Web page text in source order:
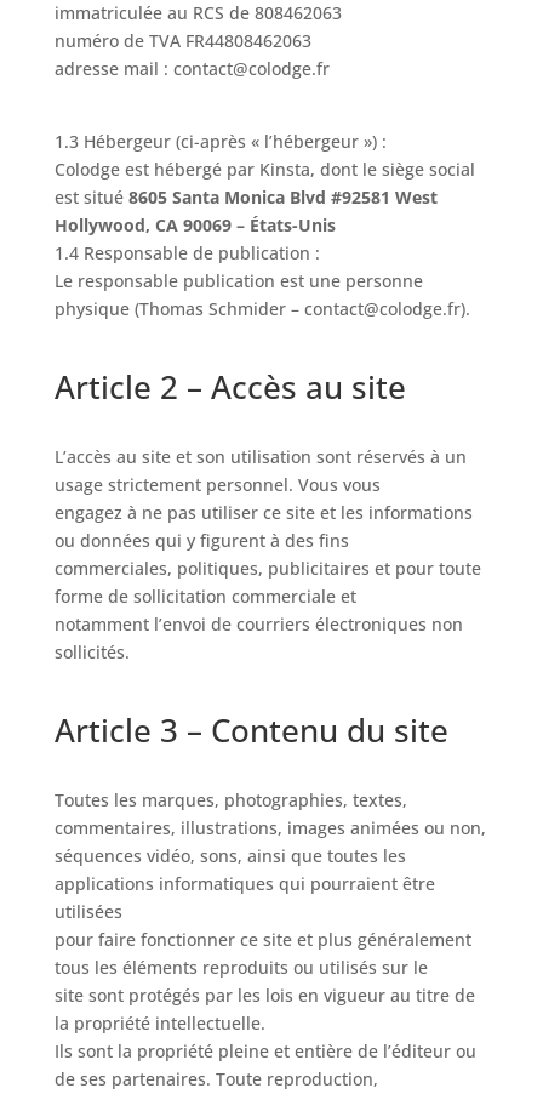
immatriculée au RCS de 808462063
numéro de TVA FR44808462063
adresse mail : contact@colodge.fr
1.3 Hébergeur (ci-après « l’hébergeur ») :
Colodge est hébergé par Kinsta, dont le siège social
est situé 8605 Santa Monica Blvd #92581 West
Hollywood, CA 90069 – États-Unis
1.4 Responsable de publication :
Le responsable publication est une personne
physique (Thomas Schmider – contact@colodge.fr).
Article 2 – Accès au site
L’accès au site et son utilisation sont réservés à un
usage strictement personnel. Vous vous
engagez à ne pas utiliser ce site et les informations
ou données qui y figurent à des fins
commerciales, politiques, publicitaires et pour toute
forme de sollicitation commerciale et
notamment l’envoi de courriers électroniques non
sollicités.
Article 3 – Contenu du site
Toutes les marques, photographies, textes,
commentaires, illustrations, images animées ou non,
séquences vidéo, sons, ainsi que toutes les
applications informatiques qui pourraient être
utilisées
pour faire fonctionner ce site et plus généralement
tous les éléments reproduits ou utilisés sur le
site sont protégés par les lois en vigueur au titre de
la propriété intellectuelle.
Ils sont la propriété pleine et entière de l’éditeur ou
de ses partenaires. Toute reproduction,